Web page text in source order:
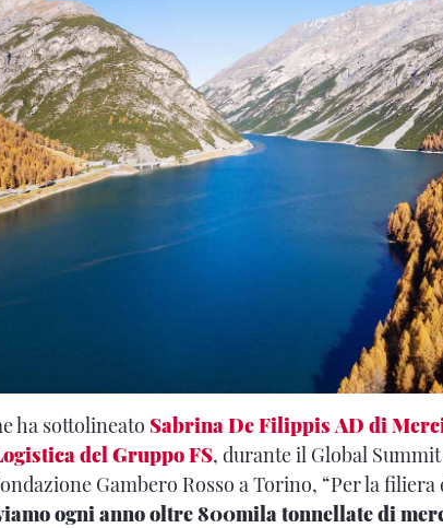
ha sottolineato Sabrina De Filippis AD di
del Gruppo FS, durante il Global
Gambero Rosso a Torino, “Per la filiera
ogni anno oltre 800mila tonnellate di